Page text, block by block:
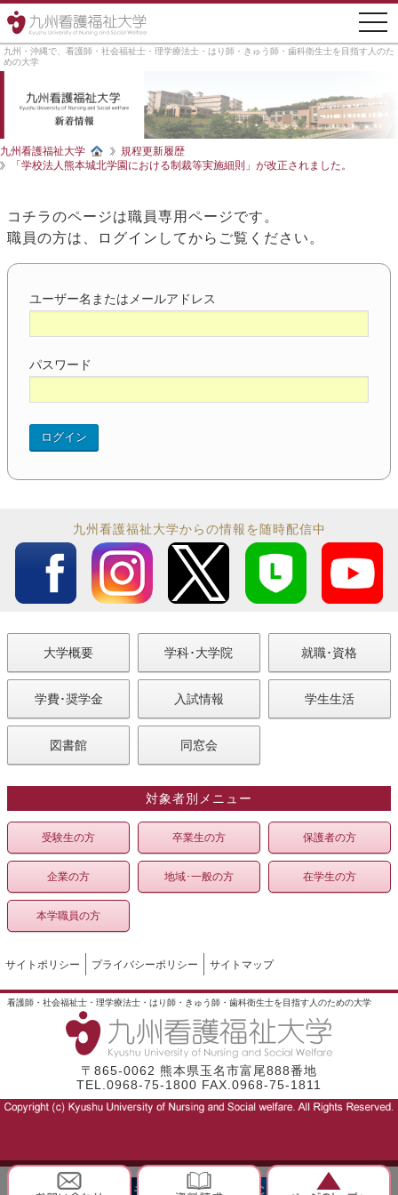
九州・沖縄で、看護師・社会福祉士・理学療法士・はり師・きゅう師・歯科衛生士を目指す人のた
めの大学
九州看護福祉大学
規程更新履歴
「学校法人熊本城北学園における制裁等実施細則」が改正されました。
コチラのページは職員専用ページです。
職員の方は、ログインしてからご覧ください。
ユーザー名またはメールアドレス
パスワード
九州看護福祉大学からの情報を随時配信中
大学概要 学科･大学院 就職･資格
学費･奨学金 入試情報 学生生活
図書館 同窓会
対象者別メニュー
受験生の方 卒業生の方 保護者の方
企業の方 地域･一般の方 在学生の方
本学職員の方
サイトポリシー プライバシーポリシー サイトマップ
看護師・社会福祉士・理学療法士・はり師・きゅう師・歯科衛生士を目指す人のための大学
〒865-0062 熊本県玉名市富尾888番地
TEL.0968-75-1800 FAX.0968-75-1811
モバイル PC